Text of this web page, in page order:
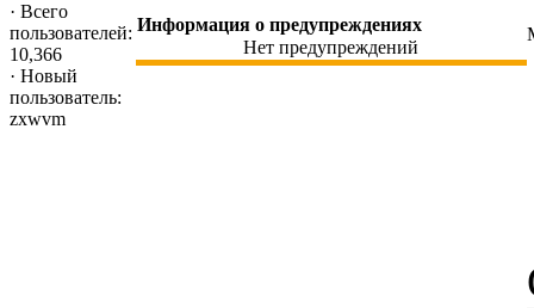
· Всего
пользователей:
10,366
· Новый
пользователь:
zxwvm
Информация о предупреждениях
Нет предупреждений